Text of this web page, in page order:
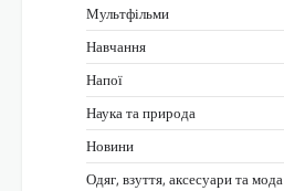
Мультфільми
Навчання
Напої
Наука та природа
Новини
Одяг, взуття, аксесуари та мода